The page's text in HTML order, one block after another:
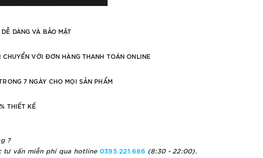
DÀNG VÀ BẢO MẬT
CHUYỂN VỚI ĐƠN HÀNG THANH TOÁN ONLINE
7 NGÀY CHO MỌI SẢN PHẨM
THIẾT KẾ
?
tư vấn miễn phí qua hotline 0395.221.686 (8:30 - 22:00).